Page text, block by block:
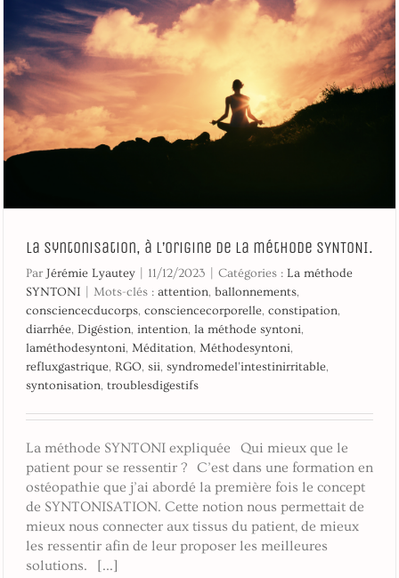
La syntonisation, à l’origine de la méthode SYNTONI.
Par Jérémie Lyautey 11/12/2023 Catégories : La méthode
SYNTONI
Mots-clés : attention, ballonnements,
consciencecducorps, consciencecorporelle, constipation,
diarrhée, Digéstion, intention, la méthode syntoni,
laméthodesyntoni, Méditation, Méthodesyntoni,
refluxgastrique, RGO, sii, syndromedel'intestinirritable,
syntonisation, troublesdigestifs
La méthode SYNTONI expliquée Qui mieux que le
patient pour se ressentir ? C’est dans une formation en
ostéopathie que j’ai abordé la première fois le concept
de SYNTONISATION. Cette notion nous permettait de
mieux nous connecter aux tissus du patient, de mieux
les ressentir afin de leur proposer les meilleures
solutions. [...]